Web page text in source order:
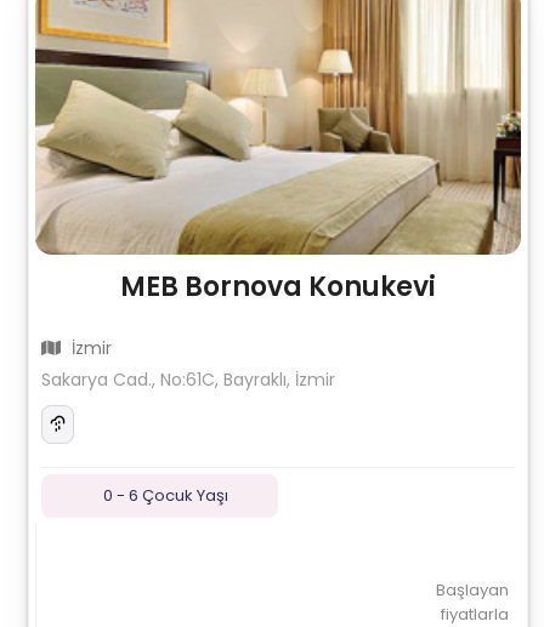
MEB Bornova Konukevi
İzmir
Sakarya Cad., No:61C, Bayraklı, İzmir
0 - 6 Çocuk Yaşı
Başlayan
fiyatlarla